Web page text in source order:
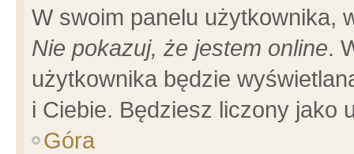
W swoim panelu użytkownika,
Nie pokazuj, że jestem online.
użytkownika będzie
i Ciebie. Będziesz liczony jako
Góra